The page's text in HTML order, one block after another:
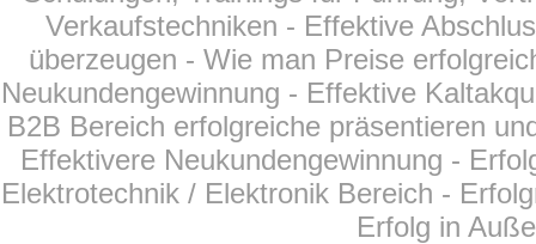
Verkaufstechniken - Effektive
überzeugen - Wie man Preise
Neukundengewinnung - Effektive
B2B Bereich erfolgreiche präsentieren
Effektivere Neukundengewinnung -
Elektrotechnik / Elektronik Bereich -
Erfolg in